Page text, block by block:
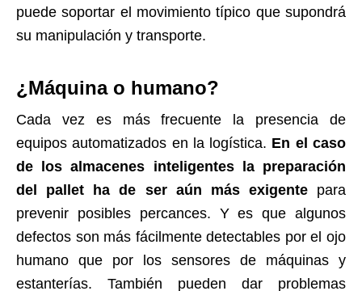
puede soportar el movimiento típico que supondrá
su manipulación y transporte.
¿Máquina o humano?
Cada vez es más frecuente la presencia de
equipos automatizados en la logística. En el caso
de los almacenes inteligentes la preparación
del pallet ha de ser aún más exigentepara
prevenir posibles percances. Y es que algunos
defectos son más fácilmente detectables por el ojo
humano que por los sensores de máquinas y
estanterías. También pueden dar problemas